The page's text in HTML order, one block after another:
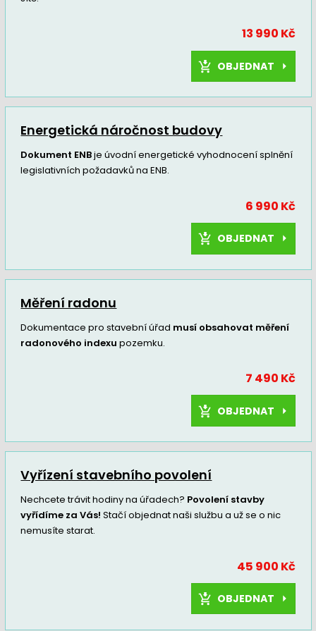
13 990 Kč
OBJEDNAT
Energetická náročnost budovy
Dokument ENBje úvodní energetické vyhodnocení splnění
legislativních požadavků na ENB.
6 990 Kč
OBJEDNAT
Měření radonu
Dokumentace pro stavební úřad musí obsahovat měření
radonového indexu pozemku.
7 490 Kč
OBJEDNAT
Vyřízení stavebního povolení
Nechcete trávit hodiny na úřadech? Povolení stavby
vyřídíme za Vás! Stačí objednat naši službu a už se o nic
nemusíte starat.
45 900 Kč
OBJEDNAT